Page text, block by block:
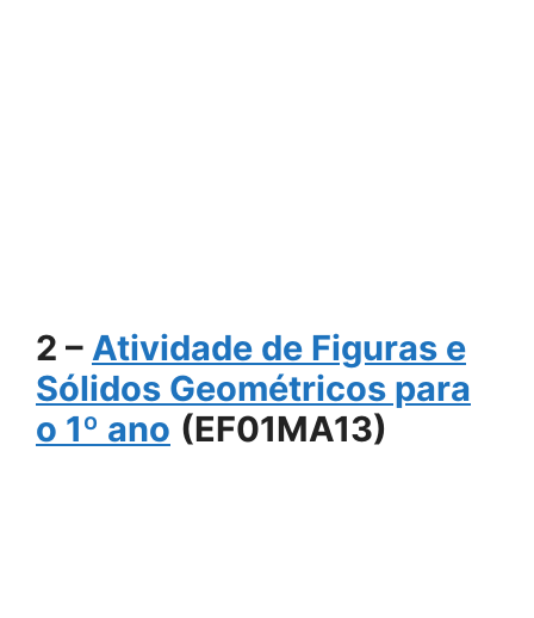
2 – Atividade de Figuras e
Sólidos Geométricos para
o 1º ano (EF01MA13)